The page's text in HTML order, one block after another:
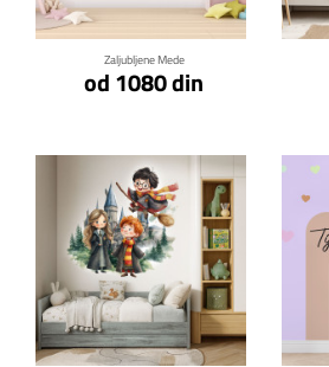
Zaljubljene Mede
od 1080 din
Klikni za detalje